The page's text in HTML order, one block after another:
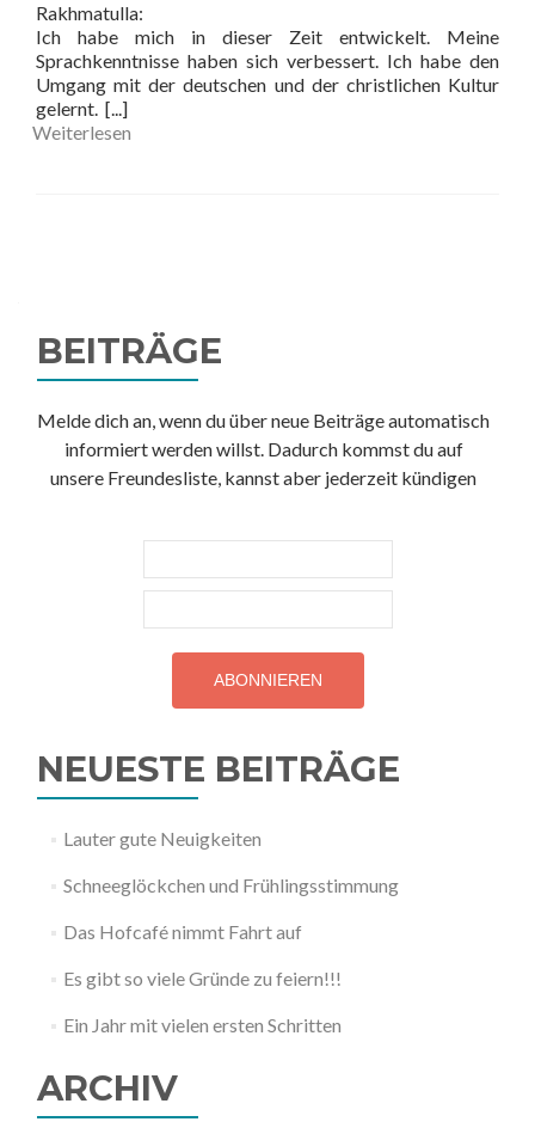
Rakhmatulla:
Ich habe mich in dieser Zeit entwickelt. Meine
Sprachkenntnisse haben sich verbessert. Ich habe den
Umgang mit der deutschen und der christlichen Kultur
gelernt. [...]
Weiterlesen
BEITRÄGE
Melde dich an, wenn du über neue Beiträge automatisch
informiert werden willst. Dadurch kommst du auf
unsere Freundesliste, kannst aber jederzeit kündigen
NEUESTE BEITRÄGE
Lauter gute Neuigkeiten
Schneeglöckchen und Frühlingsstimmung
Das Hofcafé nimmt Fahrt auf
Es gibt so viele Gründe zu feiern!!!
Ein Jahr mit vielen ersten Schritten
ARCHIV